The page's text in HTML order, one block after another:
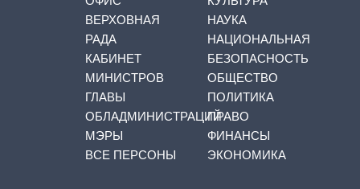
ВЕРХОВНАЯ
РАДА
КАБИНЕТ
МИНИСТРОВ
ГЛАВЫ
ОБЛАДМИНИСТРАЦИЙ
МЭРЫ
ВСЕ ПЕРСОНЫ
НАУКА
НАЦИОНАЛЬНАЯ
БЕЗОПАСНОСТЬ
ОБЩЕСТВО
ПОЛИТИКА
ПРАВО
ФИНАНСЫ
ЭКОНОМИКА